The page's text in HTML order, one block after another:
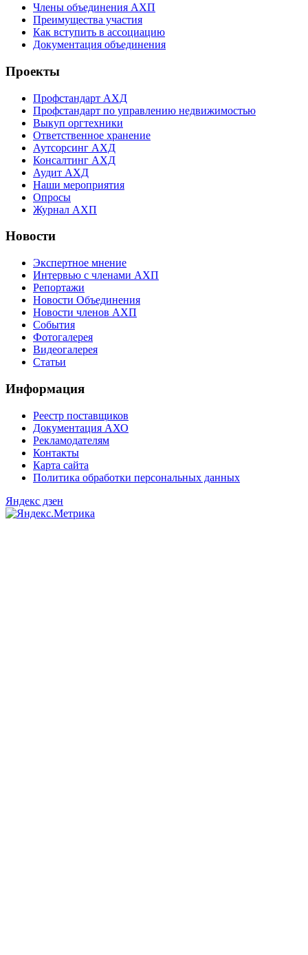
Члены объединения АХП
Преимущества участия
Как вступить в ассоциацию
Документация объединения
Проекты
Профстандарт АХД
Профстандарт по управлению недвижимостью
Выкуп оргтехники
Ответственное хранение
Аутсорсинг АХД
Консалтинг АХД
Аудит АХД
Наши мероприятия
Опросы
Журнал АХП
Новости
Экспертное мнение
Интервью с членами АХП
Репортажи
Новости Объединения
Новости членов АХП
События
Фотогалерея
Видеогалерея
Статьи
Информация
Реестр поставщиков
Документация АХО
Рекламодателям
Контакты
Карта сайта
Политика обработки персональных данных
Яндекс дзен